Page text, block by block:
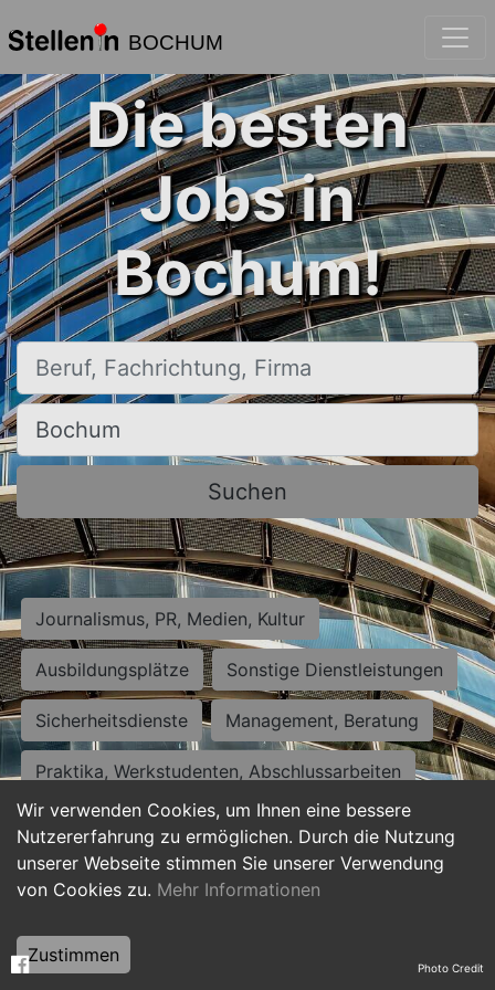
BOCHUM
Wir verwenden Cookies, um Ihnen eine bessere
Nutzererfahrung zu ermöglichen. Durch die Nutzung
unserer Webseite stimmen Sie unserer Verwendung
von Cookies zu. Mehr Informationen
Zustimmen
Die besten
Jobs in
Bochum!
Beruf, Fachrichtung, Firma
Ort, Stadt
Suchen
Journalismus, PR, Medien, Kultur
Ausbildungsplätze Sonstige Dienstleistungen
Sicherheitsdienste Management, Beratung
Praktika, Werkstudenten, Abschlussarbeiten
Personalwesen Assistenz, Sekretariat
Hilfskräfte, Aushilfs- und Nebenjobs
Weiterbildung, Studium, duale Ausbildung Photo Credit